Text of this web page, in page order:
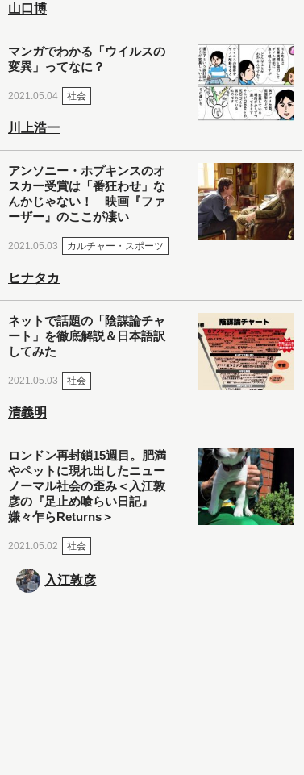
山口博
マンガでわかる「ウイルスの
変異」ってなに？
2021.05.04 社会
川上浩一
アンソニー・ホプキンスのオ
スカー受賞は「番狂わせ」な
んかじゃない！ 映画『ファ
ーザー』のここが凄い
2021.05.03 カルチャー・スポーツ
ヒナタカ
ネットで話題の「陰謀論チャ
ート」を徹底解説＆日本語訳
してみた
2021.05.03 社会
清義明
ロンドン再封鎖15週目。肥満
やペットに現れ出したニュー
ノーマル社会の歪み＜入江敦
彦の『足止め喰らい日記』
嫌々乍らReturns＞
2021.05.02 社会
入江敦彦